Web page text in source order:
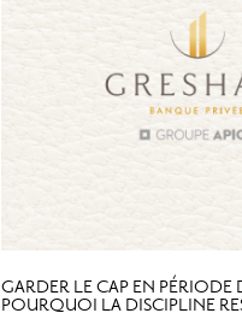
GARDER LE CAP EN
POURQUOI LA DISCIPLINE